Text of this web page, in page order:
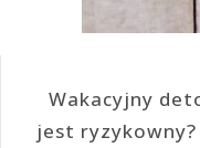
Wakacyjny
jest